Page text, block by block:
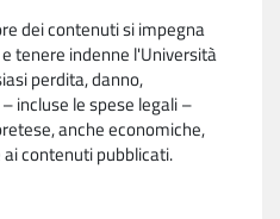
dei contenuti si impegna
tenere indenne l'Università
perdita, danno,
incluse le spese legali –
anche economiche,
contenuti pubblicati.